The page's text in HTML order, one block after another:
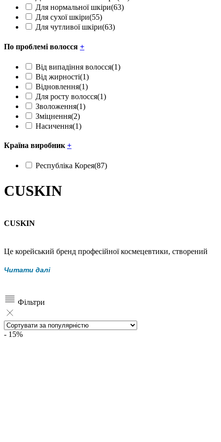
Для нормальної шкіри(63)
Для сухої шкіри(55)
Для чутливої шкіри(63)
По проблемі волосся +
Від випадіння волосся(1)
Від жирності(1)
Відновлення(1)
Для росту волосся(1)
Зволоження(1)
Зміцнення(2)
Насичення(1)
Країна виробник +
Республіка Корея(87)
CUSKIN
CUSKIN
Це корейський бренд професійної космецевтики, створений
виробничі потужності, що дозволяє бренду повністю
контролювати якість і ефективність продуктів.
Усі засоби CUSKIN розробляються лікарями-дерматологами з
урахуванням реальних клінічних потреб шкіри. Формули
Читати далі
Фільтри
- 15%